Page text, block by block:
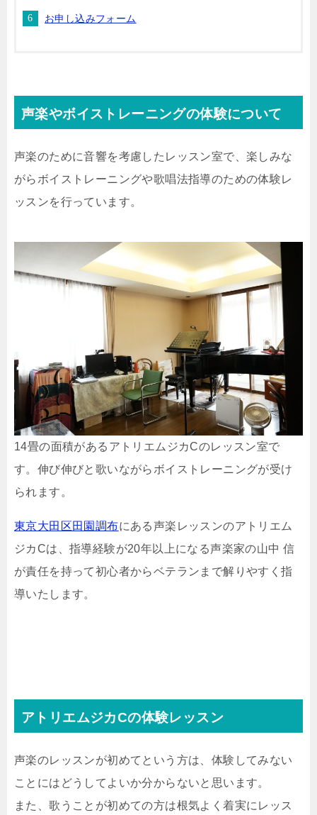
お申し込みフォーム
声楽やボイストレーニングの体験について
声楽のために音響を考慮したレッスン室で、楽しみな
がらボイストレーニングや歌唱法指導のための体験レ
ッスンを行っています。
14畳の面積があるアトリエムジカCのレッスン室で
す。伸び伸びと歌いながらボイストレーニングが受け
られます。
東京大田区田園調布にある声楽レッスンのアトリエム
ジカCは、指導経験が20年以上になる声楽家の山中 信
が責任を持って初心者からベテランまで解りやすく指
導いたします。
アトリエムジカCの体験レッスン
声楽のレッスンが初めてという方は、体験してみない
ことにはどうしてよいか分からないと思います。
また、歌うことが初めての方は根気よく着実にレッス